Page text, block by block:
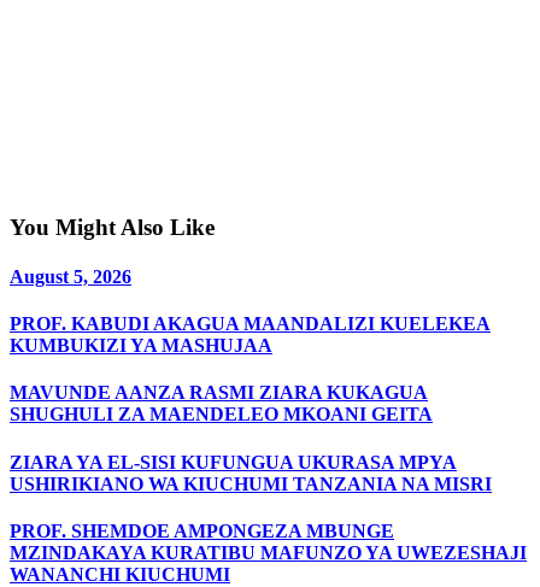
You Might Also Like
August 5, 2026
PROF. KABUDI AKAGUA MAANDALIZI KUELEKEA
KUMBUKIZI YA MASHUJAA
MAVUNDE AANZA RASMI ZIARA KUKAGUA
SHUGHULI ZA MAENDELEO MKOANI GEITA
ZIARA YA EL-SISI KUFUNGUA UKURASA MPYA
USHIRIKIANO WA KIUCHUMI TANZANIA NA MISRI
PROF. SHEMDOE AMPONGEZA MBUNGE
MZINDAKAYA KURATIBU MAFUNZO YA UWEZESHAJI
WANANCHI KIUCHUMI